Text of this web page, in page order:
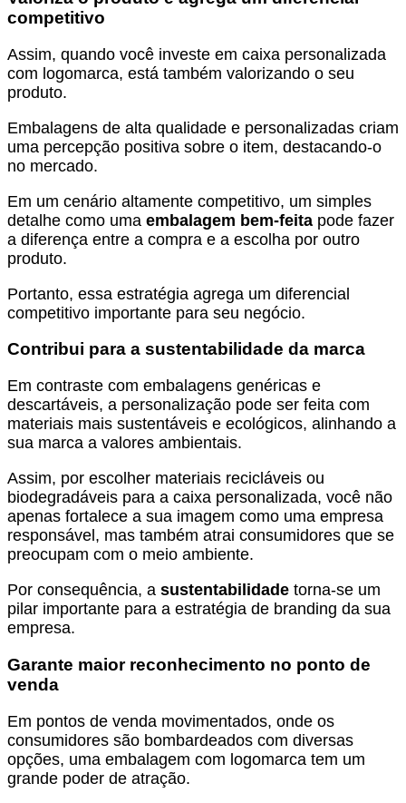
competitivo
Assim, quando você investe em caixa personalizada
com logomarca, está também valorizando o seu
produto.
Embalagens de alta qualidade e personalizadas criam
uma percepção positiva sobre o item, destacando-o
no mercado.
Em um cenário altamente competitivo, um simples
detalhe como uma embalagem bem-feita pode fazer
a diferença entre a compra e a escolha por outro
produto.
Portanto, essa estratégia agrega um diferencial
competitivo importante para seu negócio.
Contribui para a sustentabilidade da marca
Em contraste com embalagens genéricas e
descartáveis, a personalização pode ser feita com
materiais mais sustentáveis e ecológicos, alinhando a
sua marca a valores ambientais.
Assim, por escolher materiais recicláveis ou
biodegradáveis para a caixa personalizada, você não
apenas fortalece a sua imagem como uma empresa
responsável, mas também atrai consumidores que se
preocupam com o meio ambiente.
Por consequência, a sustentabilidade torna-se um
pilar importante para a estratégia de branding da sua
empresa.
Garante maior reconhecimento no ponto de
venda
Em pontos de venda movimentados, onde os
consumidores são bombardeados com diversas
opções, uma embalagem com logomarca tem um
grande poder de atração.